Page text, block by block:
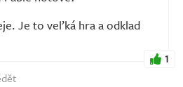
Je to veľká hra a odklad
1